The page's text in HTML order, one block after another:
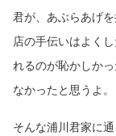
君が、あぶらあげ
店の手伝いはよく
れるのが恥かしか
なかったと思うよ。
そんな浦川君家に